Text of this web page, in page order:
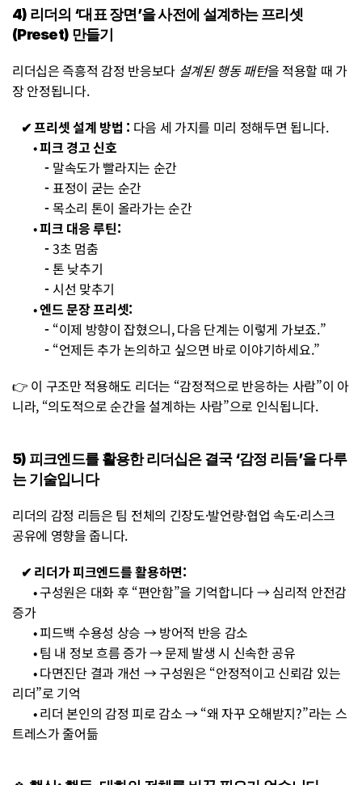
4) 리더의 ‘대표 장면’을 사전에 설계하는 프리셋
(Preset) 만들기
리더십은 즉흥적 감정 반응보다 설계된 행동 패턴을 적용할 때 가
장 안정됩니다.
   ✔︎ 프리셋 설계 방법 :
다음 세 가지를 미리 정해두면 됩니다.
• 피크 경고 신호
           -
말속도가 빨라지는 순간
           -
표정이 굳는 순간
           -
목소리 톤이 올라가는 순간
• 피크 대응 루틴:
           -
3초 멈춤
           -
톤 낮추기
           -
시선 맞추기
• 엔드 문장 프리셋:
           -
“이제 방향이 잡혔으니, 다음 단계는 이렇게 가보죠.”
           -
“언제든 추가 논의하고 싶으면 바로 이야기하세요.”
👉 이 구조만 적용해도 리더는 “감정적으로 반응하는 사람”이 아
니라, “의도적으로 순간을 설계하는 사람”으로 인식됩니다.
5) 피크엔드를 활용한 리더십은 결국 ‘감정 리듬’을 다루
는 기술입니다
리더의 감정 리듬은 팀 전체의 긴장도·발언량·협업 속도·리스크
공유에 영향을 줍니다.
   ✔︎ 리더가 피크엔드를 활용하면:
• 구성원은 대화 후 “편안함”을 기억합니다 → 심리적 안전감
증가
• 피드백 수용성 상승 → 방어적 반응 감소
• 팀 내 정보 흐름 증가 → 문제 발생 시 신속한 공유
• 다면진단 결과 개선 → 구성원은 “안정적이고 신뢰감 있는
리더”로 기억
• 리더 본인의 감정 피로 감소 → “왜 자꾸 오해받지?”라는 스
트레스가 줄어듦